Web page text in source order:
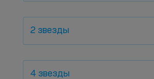
2 звезды
4 звезды